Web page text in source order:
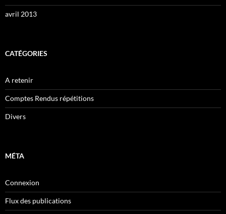
avril 2013
CATÉGORIES
A retenir
Comptes Rendus répétitions
Divers
MÉTA
Connexion
Flux des publications